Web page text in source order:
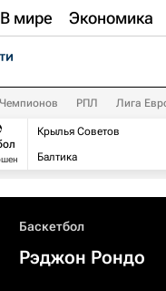
В мире Экономика
РПЛ Лига
Крылья Советов
Балтика
Баскетбол
Рэджон Рондо